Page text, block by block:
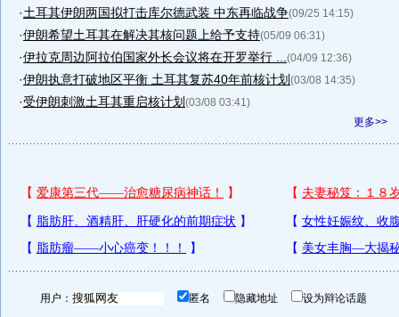
·土耳其伊朗两国拟打击库尔德武装 中东再临战争(09/25 14:15)
·伊朗希望土耳其在解决其核问题上给予支持(05/09 06:31)
·伊拉克周边阿拉伯国家外长会议将在开罗举行 ... (04/09 12:36)
·伊朗执意打破地区平衡 土耳其复苏40年前核计划 (03/08 14:35)
·受伊朗刺激土耳其重启核计划 (03/08 03:41)
更多>>
用户： 匿名 隐藏地址 设为辩论话题